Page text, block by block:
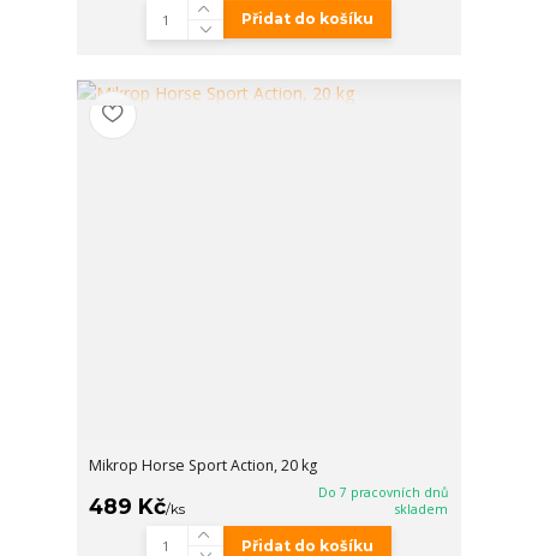
Přidat do košíku
Mikrop Horse Sport Action, 20 kg
489 Kč/ks
Do 7 pracovních dnů
skladem
Přidat do košíku